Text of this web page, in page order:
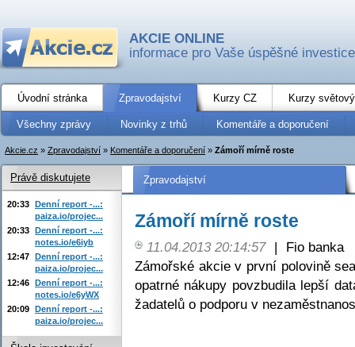
AKCIE ONLINE
informace pro Vaše úspěšné investice
Úvodní stránka Zpravodajství Kurzy CZ Kurzy
Všechny zprávy Novinky z trhů Komentáře a doporučení
Akcie.cz » Zpravodajství » Komentáře a doporučení » Zámoří mírně roste
Zpravodajství
Zámoří mírně roste
11.04.2013 20:14:57 |
Fio banka
Zámořské akcie v první polovině
opatrné nákupy povzbudila lepší
žadatelů o podporu v
Právě diskutujete
20:33 Denní report -...:
paiza.io/projec...
20:33 Denní report -...:
notes.io/e6iyb
12:47 Denní report -...:
paiza.io/projec...
12:46 Denní report -...:
notes.io/e6yWX
20:09 Denní report -...:
paiza.io/projec...